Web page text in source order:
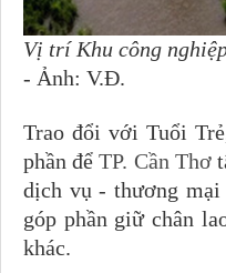
Vị trí Khu công
- Ảnh: V.Đ.
Trao đổi với Tuổi
phần đểTP. Cần Thơ
dịch vụ - thương mại
góp phần giữ chân
khác.